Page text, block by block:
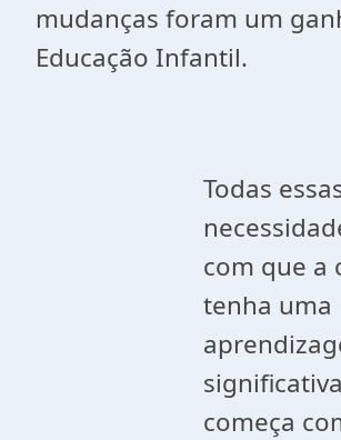
mudanças foram um
Educação Infantil.
Todas
com que a
tenha uma
começa